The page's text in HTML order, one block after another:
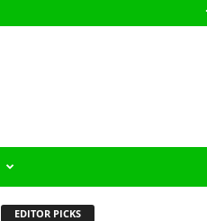
EDITOR PICKS